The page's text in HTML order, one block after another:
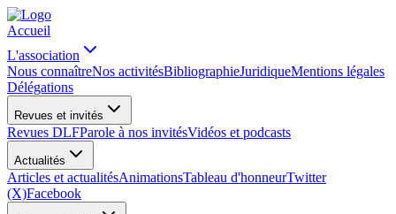
Accueil
L'association
Nous connaîtreNos activitésBibliographieJuridiqueMentions légales
Délégations
Revues et invités
Revues DLFParole à nos invitésVidéos et podcasts
Actualités
Articles et actualitésAnimationsTableau d'honneurTwitter
(X)Facebook